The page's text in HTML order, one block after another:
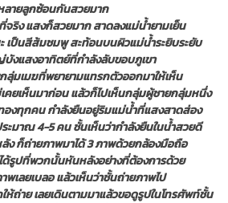
ลายลูกซ้อนกันสวยมาก
จริง แสงก็สวยมาก สาดลงแม่น้ำยามเย็น
เป็นสีส้มชมพู สะท้อนบนผิวแม่น้ำระยิบระยับ
งแสงอาทิตย์ที่กำลังลับขอบภูเขา
มเมฆที่พยายามแทรกตัวออกมาให้เห็น
คยเห็นมาก่อน แล้วก็ไปเห็นกลุ่มผู้ชายกลุ่มหนึ่ง
งทุกคน กำลังยืนอยู่ริมแม่น้ำที่แสงสาดส่อง
มาณ 4-5 คน ชั้นเห็นว่ากำลังยืนในน้ำสวยดี
ลัง ก็ถ่ายภาพมาได้ 3 ภาพด้วยกล้องมือถือ
ด้รูปที่พวกนั้นหันหลังอย่างที่ต้องการด้วย
เลยเบลอ แล้วเห็นว่าชั้นถ่ายภาพไป
ให้ถ่าย เลยเดินตามมาแล้วขอดูรูปในโทรศัพท์ชั้น